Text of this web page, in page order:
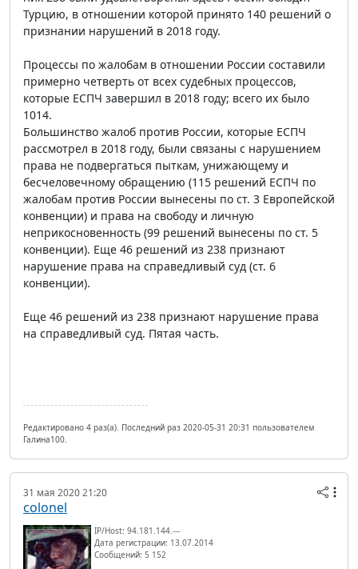
Турцию, в отношении которой принято 140 решений о
признании нарушений в 2018 году.
Процессы по жалобам в отношении России составили
примерно четверть от всех судебных процессов,
которые ЕСПЧ завершил в 2018 году; всего их было
1014.
Большинство жалоб против России, которые ЕСПЧ
рассмотрел в 2018 году, были связаны с нарушением
права не подвергаться пыткам, унижающему и
бесчеловечному обращению (115 решений ЕСПЧ по
жалобам против России вынесены по ст. 3 Европейской
конвенции) и права на свободу и личную
неприкосновенность (99 решений вынесены по ст. 5
конвенции). Еще 46 решений из 238 признают
нарушение права на справедливый суд (ст. 6
конвенции).
Еще 46 решений из 238 признают нарушение права
на справедливый суд. Пятая часть.
Редактировано 4 раз(а). Последний раз 2020-05-31 20:31 пользователем
Галина100.
31 мая 2020 21:20
colonel
IP/Host: 94.181.144.---
Дата регистрации: 13.07.2014
Сообщений: 5 152